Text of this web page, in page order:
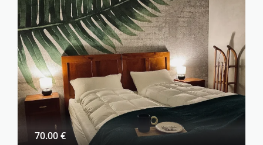
70.00 €